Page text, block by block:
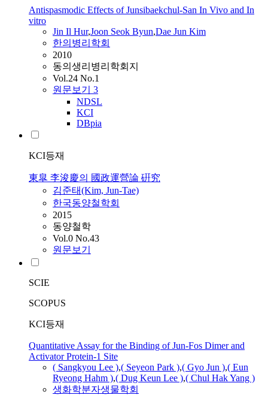
Antispasmodic Effects of Junsibaekchul-San In Vivo and In
vitro
Jin Il Hur,Joon Seok Byun,Dae Jun Kim
한의병리학회
2010
동의생리병리학회지
Vol.24 No.1
원문보기 3
NDSL
KCI
DBpia
KCI등재
東皐 李浚慶의 國政運營論 硏究
김준태(Kim, Jun-Tae)
한국동양철학회
2015
동양철학
Vol.0 No.43
원문보기
SCIE
SCOPUS
KCI등재
Quantitative Assay for the Binding of Jun-Fos Dimer and
Activator Protein-1 Site
( Sangkyou Lee ),( Seyeon Park ),( Gyo Jun ),( Eun
Ryeong Hahm ),( Dug Keun Lee ),( Chul Hak Yang )
생화학분자생물학회